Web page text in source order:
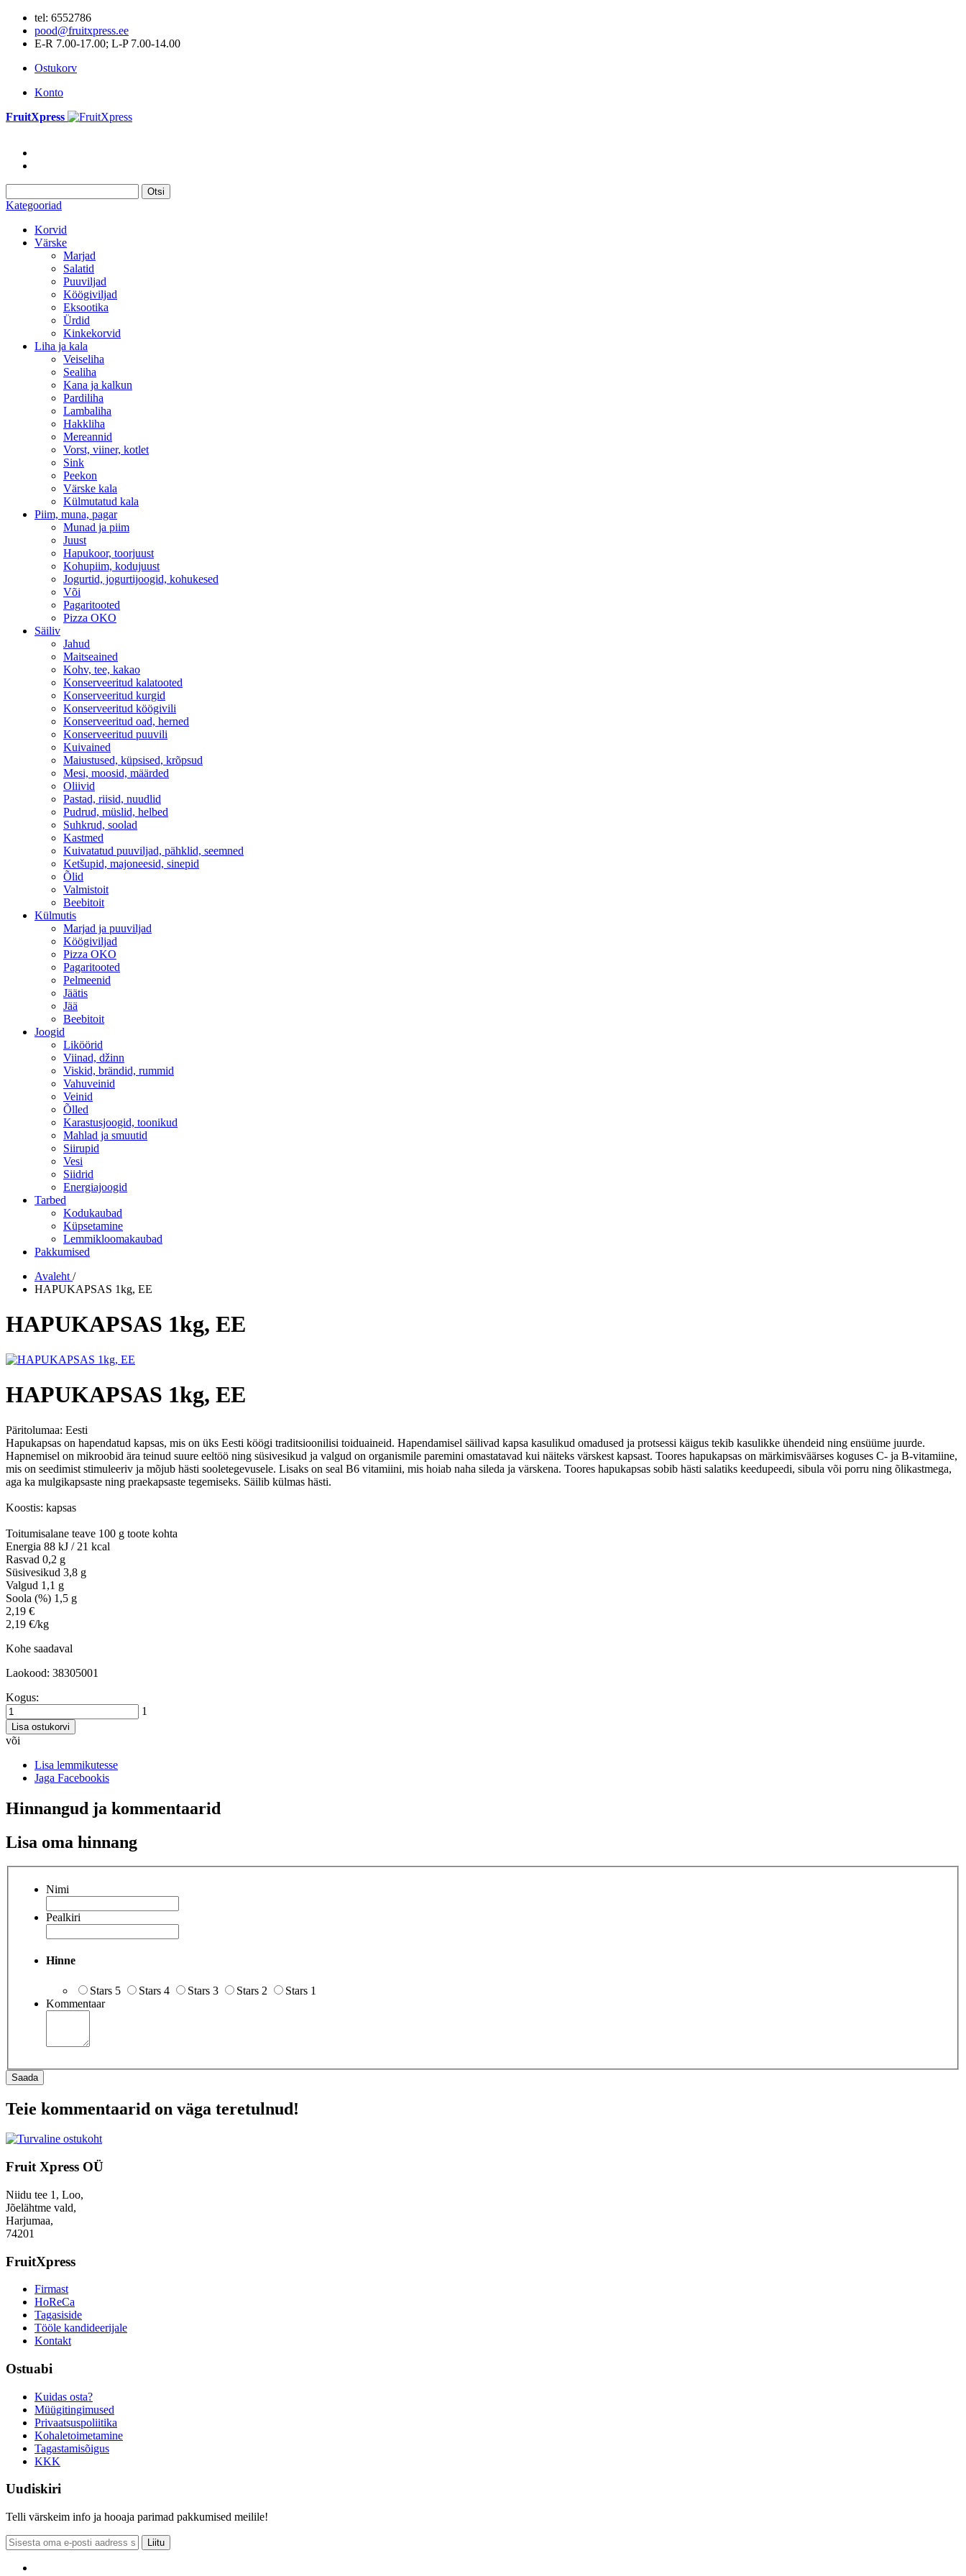
tel: 6552786
pood@fruitxpress.ee
E-R 7.00-17.00; L-P 7.00-14.00
Ostukorv
Konto
FruitXpress
Otsi
Kategooriad
Korvid
Värske
Marjad
Salatid
Puuviljad
Köögiviljad
Eksootika
Ürdid
Kinkekorvid
Liha ja kala
Veiseliha
Sealiha
Kana ja kalkun
Pardiliha
Lambaliha
Hakkliha
Mereannid
Vorst, viiner, kotlet
Sink
Peekon
Värske kala
Külmutatud kala
Piim, muna, pagar
Munad ja piim
Juust
Hapukoor, toorjuust
Kohupiim, kodujuust
Jogurtid, jogurtijoogid, kohukesed
Või
Pagaritooted
Pizza OKO
Säiliv
Jahud
Maitseained
Kohv, tee, kakao
Konserveeritud kalatooted
Konserveeritud kurgid
Konserveeritud köögivili
Konserveeritud oad, herned
Konserveeritud puuvili
Kuivained
Maiustused, küpsised, krõpsud
Mesi, moosid, määrded
Oliivid
Pastad, riisid, nuudlid
Pudrud, müslid, helbed
Suhkrud, soolad
Kastmed
Kuivatatud puuviljad, pähklid, seemned
Ketšupid, majoneesid, sinepid
Õlid
Valmistoit
Beebitoit
Külmutis
Marjad ja puuviljad
Köögiviljad
Pizza OKO
Pagaritooted
Pelmeenid
Jäätis
Jää
Beebitoit
Joogid
Liköörid
Viinad, džinn
Viskid, brändid, rummid
Vahuveinid
Veinid
Õlled
Karastusjoogid, toonikud
Mahlad ja smuutid
Siirupid
Vesi
Siidrid
Energiajoogid
Tarbed
Kodukaubad
Küpsetamine
Lemmikloomakaubad
Pakkumised
Avaleht /
HAPUKAPSAS 1kg, EE
HAPUKAPSAS 1kg, EE
HAPUKAPSAS 1kg, EE
Päritolumaa: Eesti
Hapukapsas on hapendatud kapsas, mis on üks Eesti köögi traditsioonilisi toiduaineid. Hapendamisel säilivad kapsa kasulikud omadused ja protsessi käigus tekib kasulikke ühendeid ning ensüüme juurde.
Hapnemisel on mikroobid ära teinud suure eeltöö ning süsivesikud ja valgud on organismile paremini omastatavad kui näiteks värskest kapsast. Toores hapukapsas on märkimisväärses koguses C- ja B-vitamiine,
mis on seedimist stimuleeriv ja mõjub hästi sooletegevusele. Lisaks on seal B6 vitamiini, mis hoiab naha sileda ja värskena. Toores hapukapsas sobib hästi salatiks keedupeedi, sibula või porru ning õlikastmega,
aga ka mulgikapsaste ning praekapsaste tegemiseks. Säilib külmas hästi.
Koostis: kapsas
Toitumisalane teave 100 g toote kohta
Energia 88 kJ / 21 kcal
Rasvad 0,2 g
Süsivesikud 3,8 g
Valgud 1,1 g
Soola (%) 1,5 g
2,19 €
2,19 €/kg
Kohe saadaval
Laokood: 38305001
Kogus:
1
Lisa ostukorvi
või
Lisa lemmikutesse
Jaga Facebookis
Hinnangud ja kommentaarid
Lisa oma hinnang
Nimi
Pealkiri
Hinne
Stars 5 Stars 4 Stars 3 Stars 2
Stars 1
Kommentaar
Saada
Teie kommentaarid on väga teretulnud!
Fruit Xpress OÜ
Niidu tee 1, Loo,
Jõelähtme vald,
Harjumaa,
74201
FruitXpress
Firmast
HoReCa
Tagasiside
Tööle kandideerijale
Kontakt
Ostuabi
Kuidas osta?
Müügitingimused
Privaatsuspoliitika
Kohaletoimetamine
Tagastamisõigus
KKK
Uudiskiri
Telli värskeim info ja hooaja parimad pakkumised meilile!
Liitu